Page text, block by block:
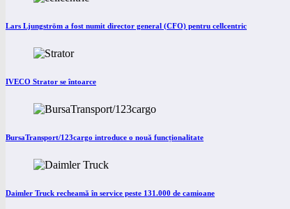
Lars Ljungström a fost numit director general (CFO) pentru cellcentric
IVECO Strator se întoarce
BursaTransport/123cargo introduce o nouă funcționalitate
Daimler Truck recheamă în service peste 131.000 de camioane